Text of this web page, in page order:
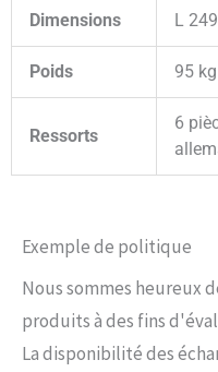
Dimensions L
Poids 95
Ressorts
6
Exemple de politique
Nous sommes heureux
produits à des fins
La disponibilité des